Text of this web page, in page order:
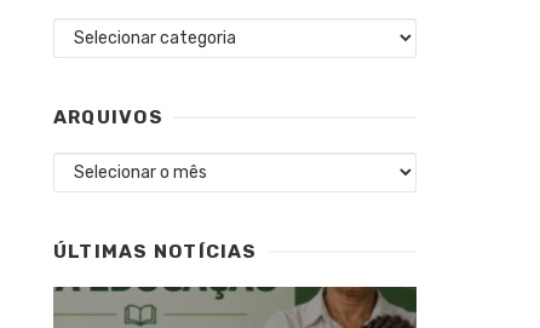
Categorias
ARQUIVOS
Arquivos
ÚLTIMAS NOTÍCIAS